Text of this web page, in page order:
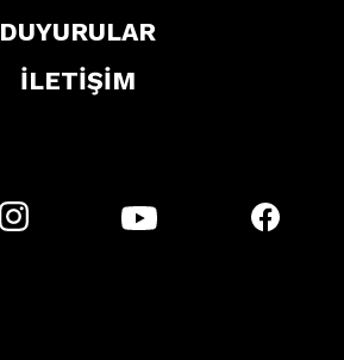
DUYURULAR
İLETİŞİM